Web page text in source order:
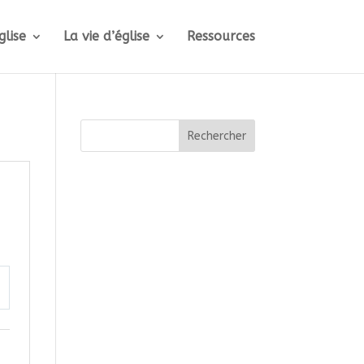
La vie d’église Ressources
Rechercher